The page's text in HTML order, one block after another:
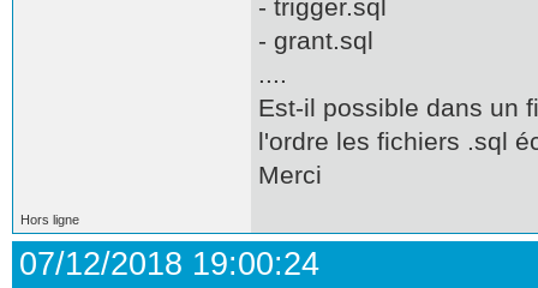
- trigger.sql
- grant.sql
....
Est-il possible dans un
l'ordre les fichiers .sql
Merci
Hors ligne
07/12/2018 19:00:24